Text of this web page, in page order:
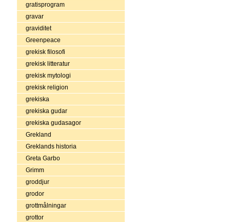
gratisprogram
gravar
graviditet
Greenpeace
grekisk filosofi
grekisk litteratur
grekisk mytologi
grekisk religion
grekiska
grekiska gudar
grekiska gudasagor
Grekland
Greklands historia
Greta Garbo
Grimm
groddjur
grodor
grottmålningar
grottor